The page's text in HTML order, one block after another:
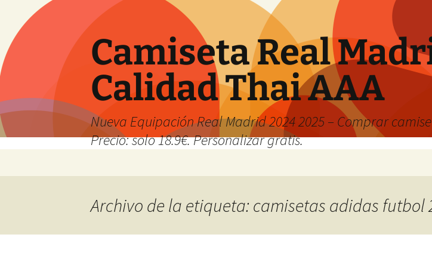
Camiseta Real
Calidad Thai AAA
Nueva Equipación Real Madrid 2024 2025 – Comprar
Precio: solo 18.9€. Personalizar gratis.
Archivo de la etiqueta: camisetas adidas futbol